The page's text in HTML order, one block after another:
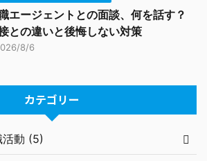
エージェントとの面談、何を話す？
との違いと後悔しない対策
8/6
カテゴリー
活動 (5)